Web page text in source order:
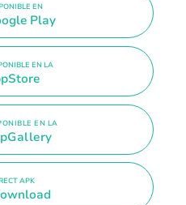
EN
Play
EN LA
EN LA
APK